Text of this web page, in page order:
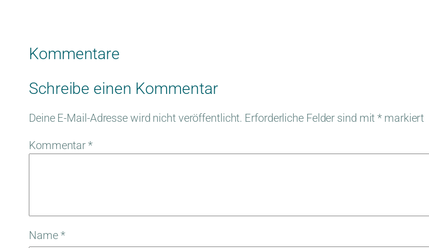
Kommentare
Schreibe einen Kommentar
Deine E-Mail-Adresse wird nicht veröffentlicht. Erforderliche Felder sind mit* markiert
Kommentar*
Name *